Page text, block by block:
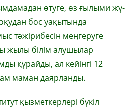
өтуге, өз ғылыми жұ­
бос уа­қытында
тәжірибесін меңгеруге
жылы білім алушы­лар
құрайды, ал кейінгі 12
маман даяр­ланды.
қызметкерлері бүкіл